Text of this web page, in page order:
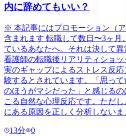
内に辞めてもいい？
※ 本記事にはプロモーション（
含まれます 転職して数日〜3ヶ月
ているあなたへ。それは決して異
看護師の転職後リアリティショ
実のギャップによるストレス反
験するとされています。「思っ
のほうがマシだった」と感じる
こる自然な心理反応です。ただ
にある原因を正しく分析しないま
13分
0